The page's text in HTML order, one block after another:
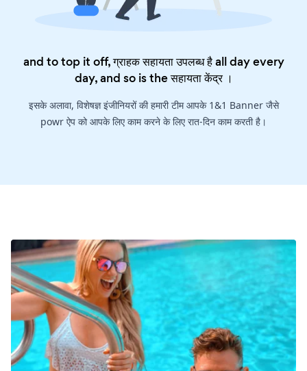
and to top it off, ग्राहक सहायता उपलब्ध है all day every
day, and so is theसहायता केंद्र।
इसके अलावा, विशेषज्ञ इंजीनियरों की हमारी टीम आपके 1&1 Banner जैसे
powr ऐप को आपके लिए काम करने के लिए रात-दिन काम करती है।